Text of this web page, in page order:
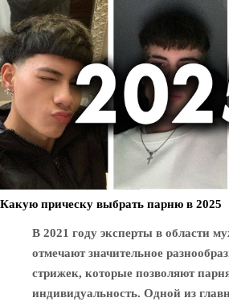
Какую прическу выбрать парню в 2025
В 2021 году эксперты в области
отмечают значительное
стрижек, которые позволяют
индивидуальность. Одной из